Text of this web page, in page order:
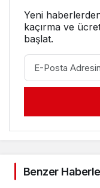
Yeni
kaçırma ve
başlat.
Benzer